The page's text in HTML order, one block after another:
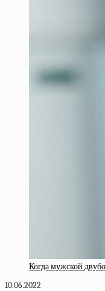
Когда мужской
10.06.2022